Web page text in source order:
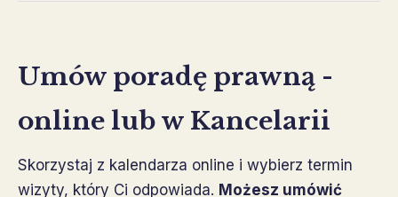
Umów poradę prawną -
online lub w Kancelarii
Skorzystaj z kalendarza online i wybierz termin
wizyty, który Ci odpowiada. Możesz umówić